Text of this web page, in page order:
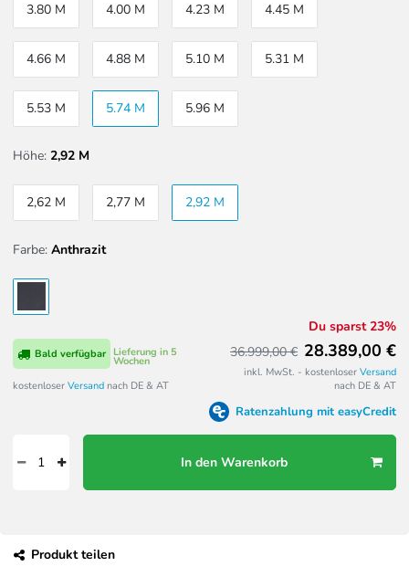
3.80 M 4.00 M 4.23 M 4.45 M
4.66 M 4.88 M 5.10 M 5.31 M
5.53 M 5.74 M 5.96 M
Höhe: 2,92 M
2,62 M 2,77 M 2,92 M
Farbe: Anthrazit
Lieferung in 5
Wochen
Bald verfügbar
kostenloser Versand nach DE & AT
Du sparst 23%
36.999,00 € 28.389,00 €
inkl. MwSt. - kostenloser Versand
nach DE & AT
Ratenzahlung mit easyCredit
In den Warenkorb
Produkt teilen